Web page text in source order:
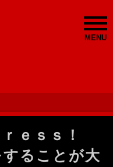
MENU
ｅｓｓ！
ることが大